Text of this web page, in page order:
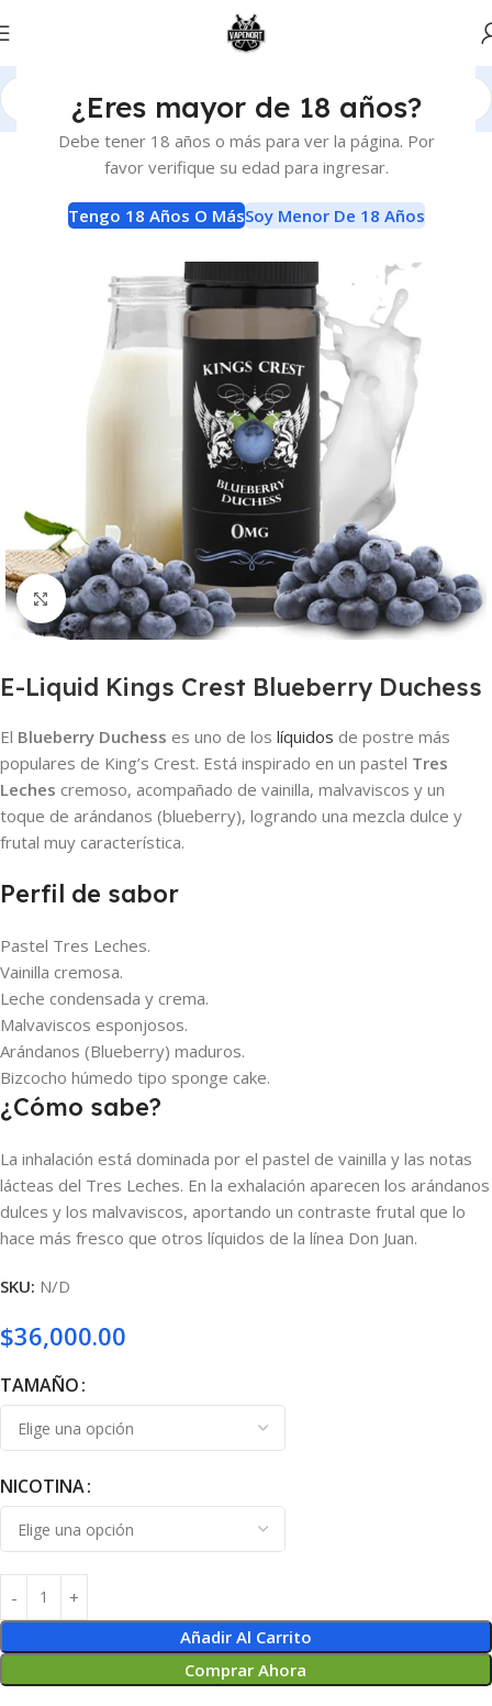
¿Eres mayor de 18 años?
Debe tener 18 años o más para ver la página. Por
favor verifique su edad para ingresar.
Tengo 18 Años O MásSoy Menor De 18 Años
Inicio E-Liquids E-Liquids
Haga clic para ampliar
E-Liquid Kings Crest Blueberry Duchess
El Blueberry Duchess es uno de los líquidos de postre más
populares de King’s Crest. Está inspirado en un pastel Tres
Leches cremoso, acompañado de vainilla, malvaviscos y un
toque de arándanos (blueberry), logrando una mezcla dulce y
frutal muy característica.
Perfil de sabor
Pastel Tres Leches.
Vainilla cremosa.
Leche condensada y crema.
Malvaviscos esponjosos.
Arándanos (Blueberry) maduros.
Bizcocho húmedo tipo sponge cake.
¿Cómo sabe?
La inhalación está dominada por el pastel de vainilla y las notas
lácteas del Tres Leches. En la exhalación aparecen los arándanos
dulces y los malvaviscos, aportando un contraste frutal que lo
hace más fresco que otros líquidos de la línea Don Juan.
SKU: N/D
$36,000.00
TAMAÑO
NICOTINA
Añadir Al Carrito
Comprar Ahora